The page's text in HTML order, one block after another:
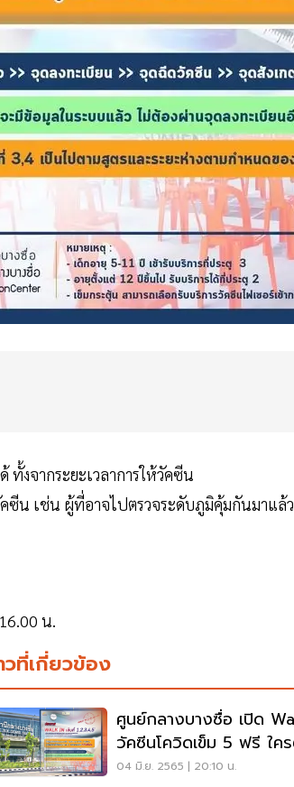
งจากระยะเวลาการให้วัคซีน
ซีน เช่น ผู้ที่อาจไปตรวจระดับภูมิคุ้มกันมาแ
น.
วที่เกี่ยวข้อง
ศูนย์กลางบางซื่อ เปิด
วัคซีนโควิดเข็ม 5 ฟรี ใค
บ้าง
04 มิ.ย. 2565 | 20:10 น.